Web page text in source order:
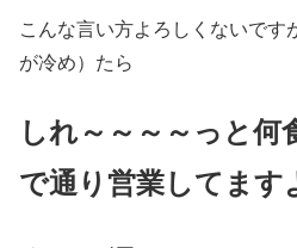
こんな言い方よろしくないです
が冷め）たら
しれ～～～～っと何
で通り営業してます